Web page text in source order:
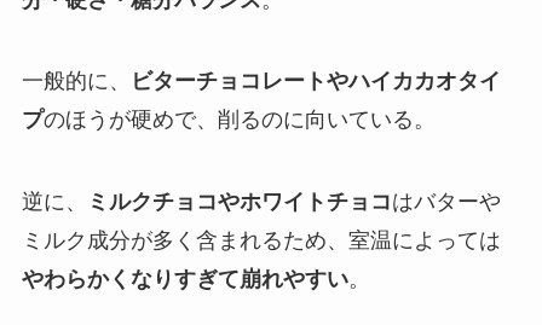
一般的に、
ビターチョコレートやハイカカオタイ
プのほうが硬めで、削るのに向いている。
逆に、 ミルクチョコやホワイトチョコはバターや
ミルク成分が多く含まれるため、室温によっては
やわらかくなりすぎて崩れやすい。